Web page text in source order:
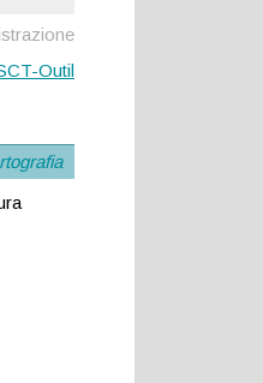
Outil